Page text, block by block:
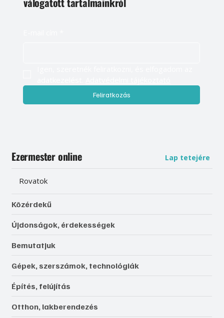
Feliratkozás
Ezermester online Lap tetejére
Rovatok
Közérdekű
Újdonságok, érdekességek
Bemutatjuk
Gépek, szerszámok, technológiák
Építés, felújítás
Otthon, lakberendezés